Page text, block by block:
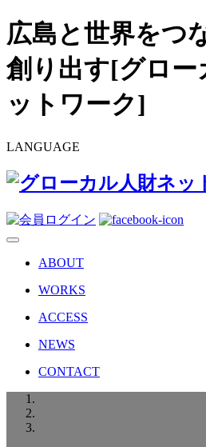
広島と世界をつ
創り出す[グロー
ットワーク]
LANGUAGE
ABOUT
WORKS
ACCESS
NEWS
CONTACT